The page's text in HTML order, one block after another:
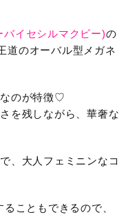
イセシルマクビー)の
道のオーバル型メガネ
のが特徴♡
を残しながら、華奢な
、大人フェミニンなコ
こともできるので、